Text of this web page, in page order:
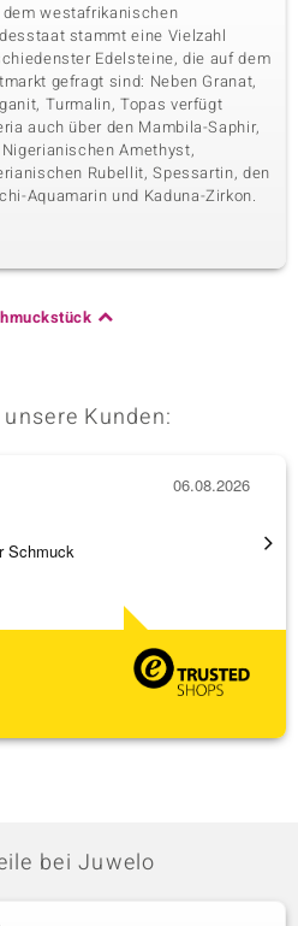
westafrikanischen
stammt eine Vielzahl
Edelsteine, die auf dem
gefragt sind: Neben Granat,
Turmalin, Topas verfügt
auch über den Mambila-Saphir,
Amethyst,
Rubellit, Spessartin, den
Aquamarin und Kaduna-Zirkon.
Kunden:
Schmuck
06.08.2026
Top
bei Juwelo